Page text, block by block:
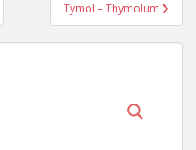
Tymol – Thymolum